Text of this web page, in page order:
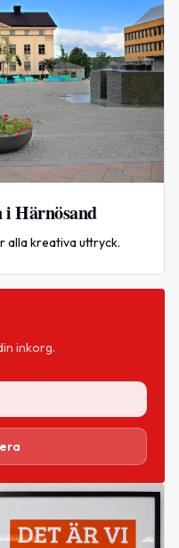
i Härnösand
alla kreativa uttryck.
inkorg.